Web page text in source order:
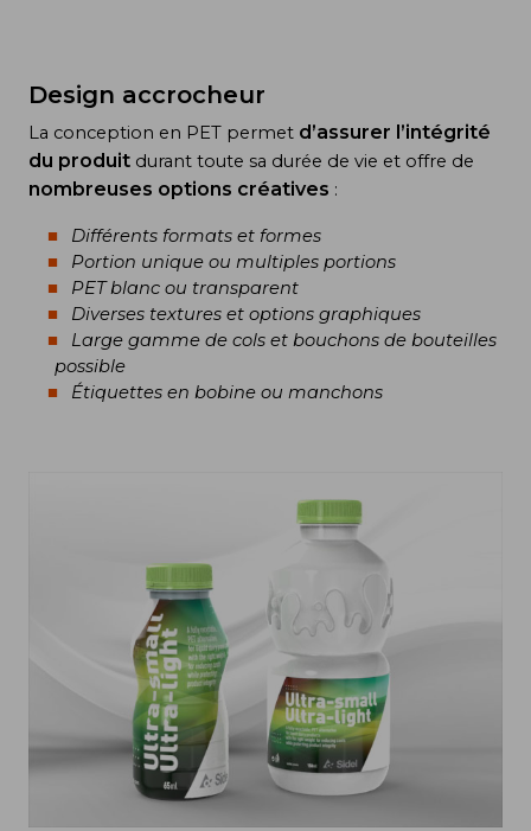
Design accrocheur
La conception en PET permet d’assurer l’intégrité
du produit durant toute sa durée de vie et offre de
nombreuses options créatives :
Différents formats et formes
Portion unique ou multiples portions
PET blanc ou transparent
Diverses textures et options graphiques
Large gamme de cols et bouchons de bouteilles
possible
Étiquettes en bobine ou manchons